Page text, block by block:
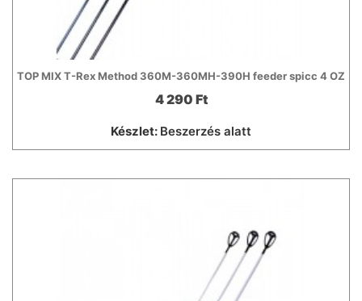
TOP MIX T-Rex Method 360M-360MH-390H feeder spicc 4 OZ
4 290 Ft
Készlet: Beszerzés alatt